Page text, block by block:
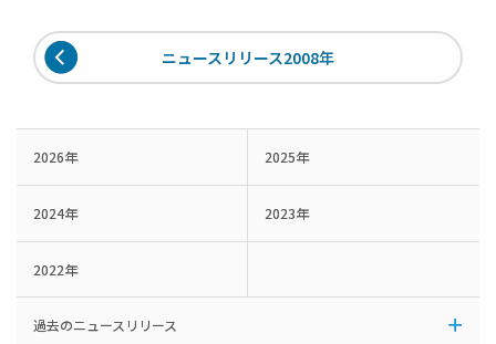
ニュースリリース2008年
2026年 2025年
2024年 2023年
2022年
過去のニュースリリース